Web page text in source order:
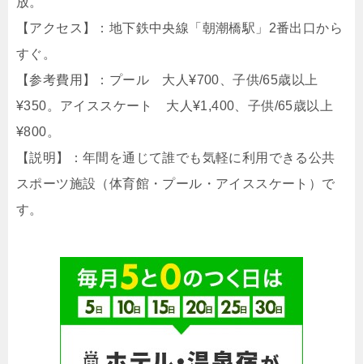
【アクセス】：地下鉄中央線「朝潮橋駅」2番出口から
すぐ。
【参考費用】：プール 大人¥700、子供/65歳以上
¥350。アイススケート 大人¥1,400、子供/65歳以上
¥800。
【説明】：年間を通じて誰でも気軽に利用できる公共
スポーツ施設（体育館・プール・アイススケート）で
す。